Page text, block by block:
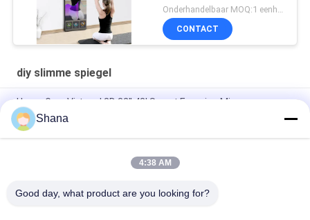
Onderhandelbaar MOQ:1 eenheid
CONTACT
diy slimme spiegel
Home Gym Virtueel 3D 32'' 43' Smart Exercise Mirror
Interactief Touchscreen
Vloerstaande DIY Slimme Spiegel Touchscreen Android of Win
Shana
4:38 AM
Good day, what product are you looking for?